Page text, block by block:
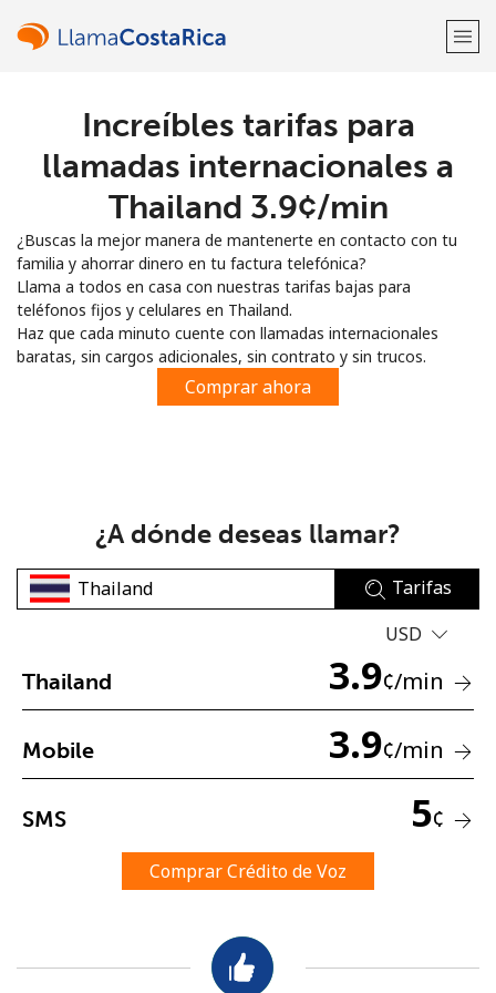
¡Bienvenido!
Regístrate con
o
No se ha creado una contraseña
Mínimo 8 caracteres
Un número
Un caracter especial
Mantente en contacto para recibir nuestras mejores
ofertas.
Increíbles tarifas para
llamadas internacionales a
Thailand ⁦3.9¢⁩/min
¿Buscas la mejor manera de mantenerte en contacto con tu
familia y ahorrar dinero en tu factura telefónica?
Llama a todos en casa con nuestras tarifas bajas para
teléfonos fijos y celulares en Thailand.
Haz que cada minuto cuente con llamadas internacionales
baratas, sin cargos adicionales, sin contrato y sin trucos.
Comprar ahora
¿A dónde deseas llamar?
Tarifas
USD
Thailand 3.9¢/min
Mobile 3.9¢/min
SMS 5¢
Comprar Crédito de Voz